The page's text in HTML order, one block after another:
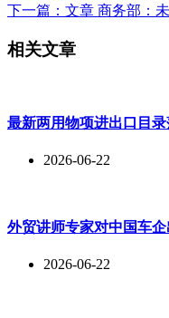
下一篇： 文章 商务部：
相关文章
最新两用物项进出口目
2026-06-22
外贸讲师专家对中国车
2026-06-22